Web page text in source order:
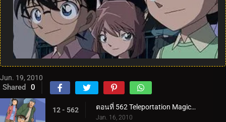
Jun. 19, 2010
Shared 0
12 - 562 ตอนที่ 562 Teleportation Magic ของจอมโจรคิด (ตอนพิเศษ 1)
Jan. 16, 2010